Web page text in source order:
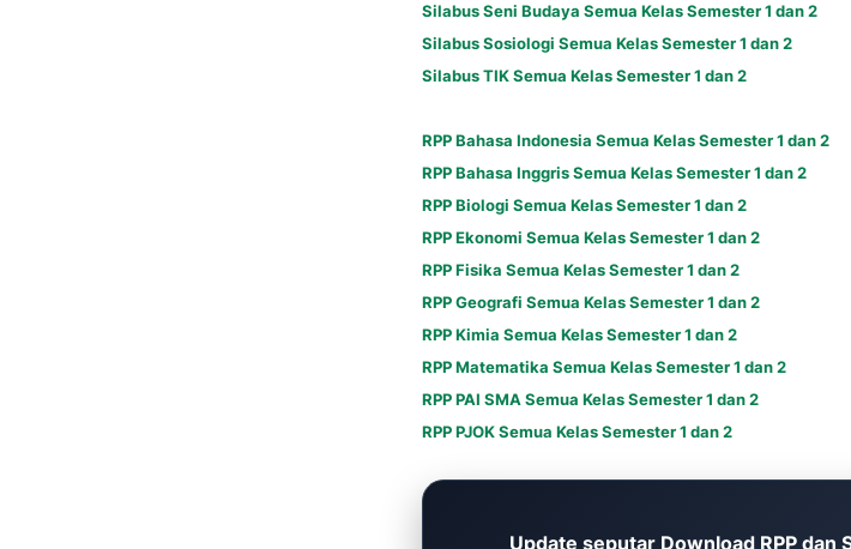
Silabus Seni Budaya Semua Kelas Semester 1 dan 2
Silabus Sosiologi Semua Kelas Semester 1 dan 2
Silabus TIK Semua Kelas Semester 1 dan 2
RPP Bahasa Indonesia Semua Kelas Semester 1 dan 2
RPP Bahasa Inggris Semua Kelas Semester 1 dan 2
RPP Biologi Semua Kelas Semester 1 dan 2
RPP Ekonomi Semua Kelas Semester 1 dan 2
RPP Fisika Semua Kelas Semester 1 dan 2
RPP Geografi Semua Kelas Semester 1 dan 2
RPP Kimia Semua Kelas Semester 1 dan 2
RPP Matematika Semua Kelas Semester 1 dan 2
RPP PAI SMA Semua Kelas Semester 1 dan 2
RPP PJOK Semua Kelas Semester 1 dan 2
Update seputar Download RPP dan